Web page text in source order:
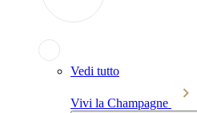
Vedi tutto
Vivi la Champagne